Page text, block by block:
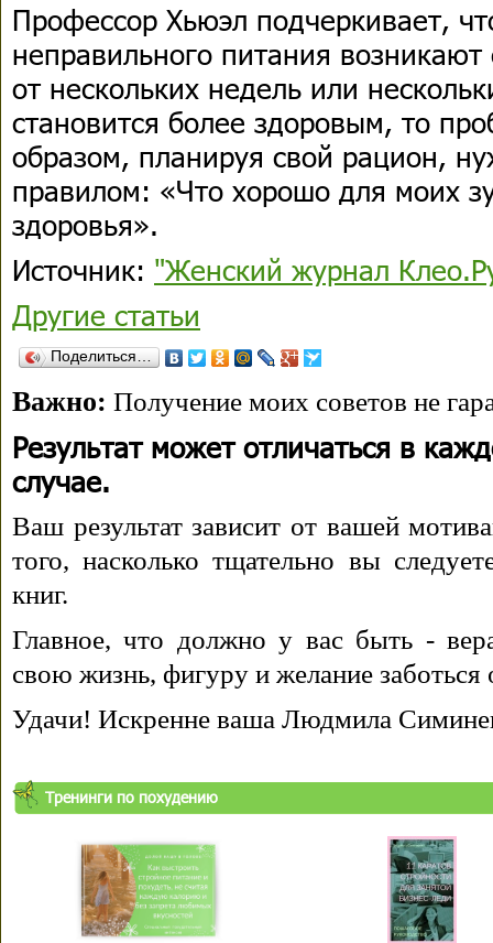
Профессор Хьюэл подчеркивает,
неправильного питания
от нескольких недель или
становится более здоровым, то
образом, планируя свой рацион,
правилом: «Что хорошо для моих
здоровья».
Источник: "Женский журнал
Другие статьи
Поделиться…
Важно: Получение моих советов не
Результат может отличаться в
случае.
Ваш результат зависит от вашей
того, насколько тщательно вы
книг.
Главное, что должно у вас быть -
свою жизнь, фигуру и желание заботься
Удачи! Искренне ваша Людмила
Тренинги по похудению